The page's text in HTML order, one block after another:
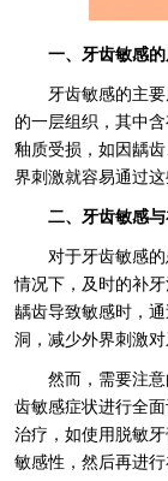
一、牙齿敏感的
牙齿敏感的主
的一层组织，其中
釉质受损，如因龋
界刺激就容易通过
二、牙齿敏感
对于牙齿敏感
情况下，及时的补
龋齿导致敏感时，
洞，减少外界刺激
然而，需要注
齿敏感症状进行全
治疗，如使用脱敏
敏感性，然后再进行